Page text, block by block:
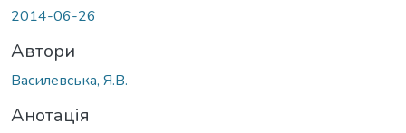
2014-06-26
Автори
Василевська, Я.В.
Анотація